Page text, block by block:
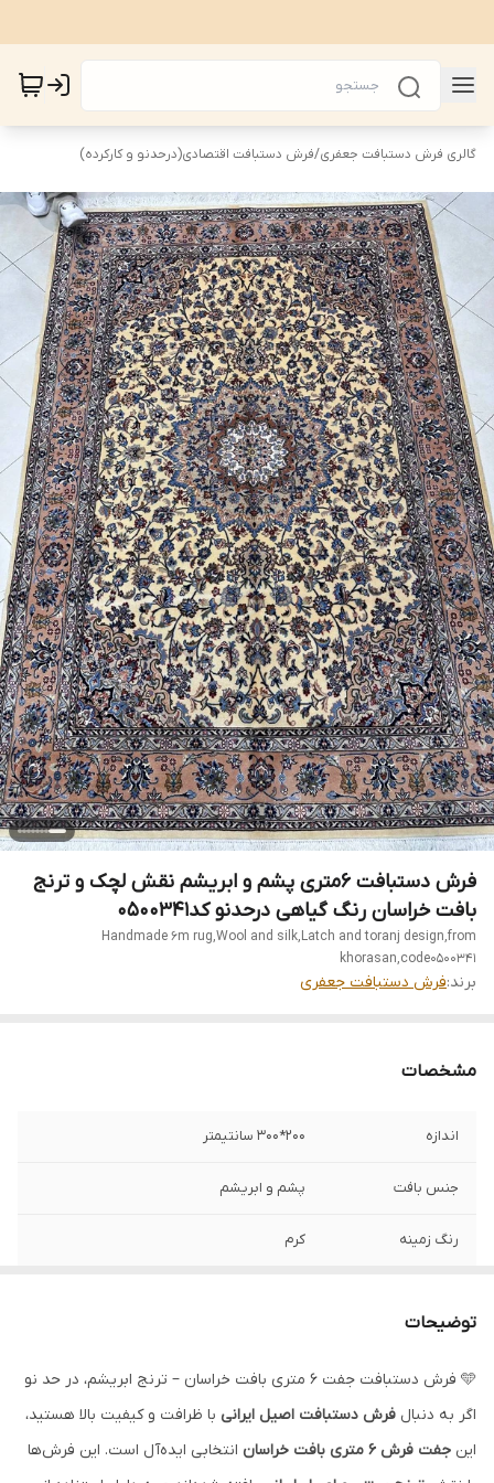
گالری فرش دستبافت جعفری/فرش دستبافت اقتصادی(درحدنو و کارکرده)
فرش دستبافت 6متری پشم و ابریشم نقش لچک و ترنج
بافت خراسان رنگ گیاهی درحدنو کد0500341
Handmade 6m rug,Wool and silk,Latch and toranj design,from
khorasan,code0500341
برند:فرش دستبافت جعفری
مشخصات
اندازه 200*300 سانتیمتر
جنس بافت پشم و ابریشم
رنگ زمینه کرم
وضعیت کالا کارکرده در حد نو
توضیحات
🩵 فرش دستبافت جفت ۶ متری بافت خراسان – ترنج ابریشم، در حد نو
اگر به دنبال فرش دستبافت اصیل ایرانی با ظرافت و کیفیت بالا هستید،
این جفت فرش ۶ متری بافت خراسان
انتخابی ایده‌آل است. این فرش‌ها